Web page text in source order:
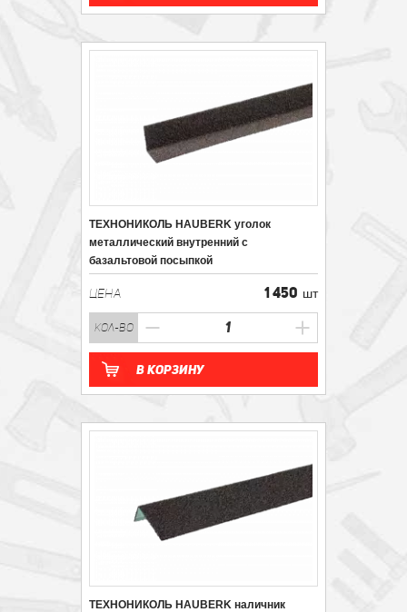
ТЕХНОНИКОЛЬ HAUBERK уголок
металлический внутренний с
базальтовой посыпкой
ЦЕНА 1 450 шт
кол-во
В корзину
ТЕХНОНИКОЛЬ HAUBERK наличник